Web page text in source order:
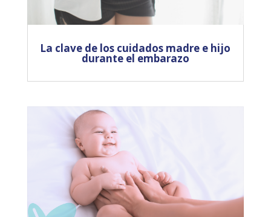
La clave de los cuidados madre e hijo
durante el embarazo